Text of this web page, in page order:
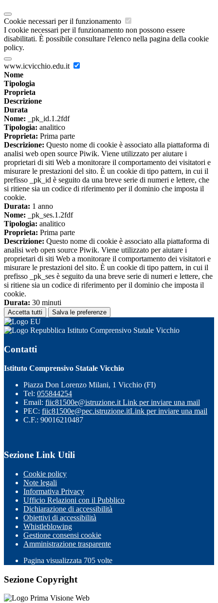
Cookie necessari per il funzionamento
I cookie necessari per il funzionamento non possono essere
disabilitati. È possibile consultare l'elenco nella pagina della cookie
policy.
www.icvicchio.edu.it
Nome
Tipologia
Proprieta
Descrizione
Durata
Nome: _pk_id.1.2fdf
Tipologia: analitico
Proprieta: Prima parte
Descrizione: Questo nome di cookie è associato alla piattaforma di
analisi web open source Piwik. Viene utilizzato per aiutare i
proprietari di siti Web a monitorare il comportamento dei visitatori e
misurare le prestazioni del sito. È un cookie di tipo pattern, in cui il
prefisso _pk_id è seguito da una breve serie di numeri e lettere, che
si ritiene sia un codice di riferimento per il dominio che imposta il
cookie.
Durata: 1 anno
Nome: _pk_ses.1.2fdf
Tipologia: analitico
Proprieta: Prima parte
Descrizione: Questo nome di cookie è associato alla piattaforma di
analisi web open source Piwik. Viene utilizzato per aiutare i
proprietari di siti Web a monitorare il comportamento dei visitatori e
misurare le prestazioni del sito. È un cookie di tipo pattern, in cui il
prefisso _pk_ses è seguito da una breve serie di numeri e lettere, che
si ritiene sia un codice di riferimento per il dominio che imposta il
cookie.
Durata: 30 minuti
Accetta tutti Salva le preferenze
Istituto Comprensivo Statale Vicchio
Contatti
Istituto Comprensivo Statale Vicchio
Piazza Don Lorenzo Milani, 1 Vicchio (FI)
Tel: 055844254
Email: fiic81500e@istruzione.it Link per inviare una mail
PEC: fiic81500e@pec.istruzione.itLink per inviare una mail
C.F.: 90016210487
Sezione Link Utili
Cookie policy
Note legali
Informativa Privacy
Ufficio Relazioni con il Pubblico
Dichiarazione di accessibilità
Obiettivi di accessibilità
Whistleblowing
Gestione consensi cookie
Amministrazione trasparente
Pagina visualizzata 705 volte
Sezione Copyright